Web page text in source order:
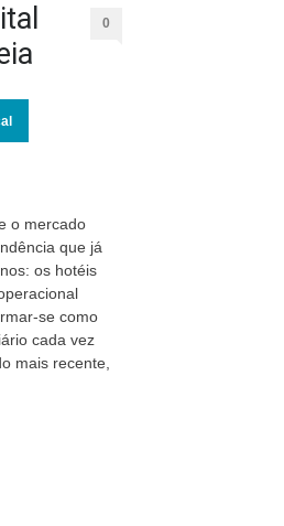
0
o mercado
que já
os hotéis
se como
cada vez
mais recente,